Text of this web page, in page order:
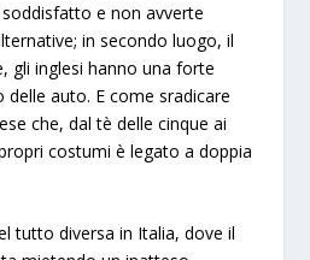
e non avverte
in secondo luogo, il
gli inglesi hanno una forte
delle auto. E come sradicare
che, dal tè delle cinque ai
costumi è legato a doppia
tutto diversa in Italia, dove il